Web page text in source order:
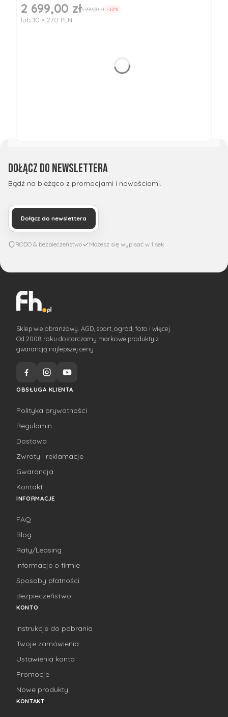
Cena promocyjna
2 699,00 zł3 999,00 zł -33%
lub 10 × 270 PLN
Dołącz do newslettera
Bądź na bieżąco z promocjami i nowościami.
Dołącz do newslettera
RODO & bezpieczeństwo Możesz się wypisać w 1 sek
Sklep wielobranżowy. AGD, sport, ogród, foto i więcej.
Od 2008 roku dostarczamy markowe produkty z
gwarancją najlepszej ceny.
OBSŁUGA KLIENTA
Polityka prywatności
Regulamin
Dostawa
Zwroty i reklamacje
Gwarancja
Kontakt
INFORMACJE
FAQ
Blog
Raty/Leasing
Informacje o firmie
Sposoby płatności
Bezpieczeństwo
KONTO
Instrukcje do pobrania
Twoje zamówienia
Ustawienia konta
Promocje
Nowe produkty
KONTAKT